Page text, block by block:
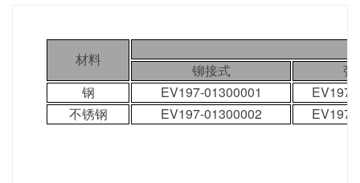
材料
铆接式
弹
钢
EV197-01300001
EV197-
不锈钢
EV197-01300002 EV197-